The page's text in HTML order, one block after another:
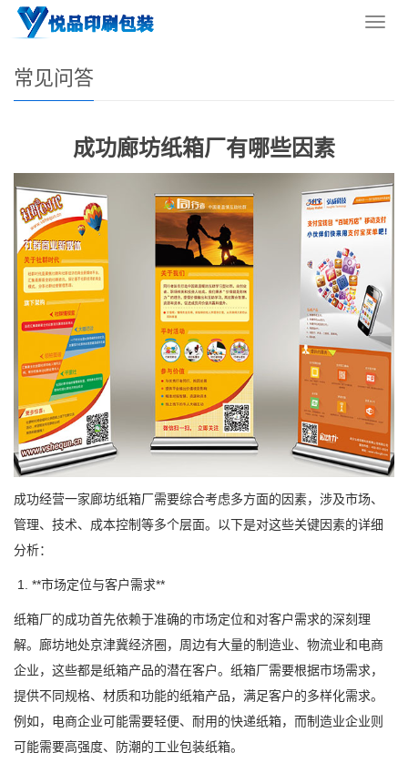
导
您的位置： 网站首页>
常见问答
成功廊坊纸箱厂有哪些因素
成功经营一家廊坊纸箱厂需要综合考虑多方面的因素，涉及市场、
管理、技术、成本控制等多个层面。以下是对这些关键因素的详细
分析：
1. **市场定位与客户需求**
纸箱厂的成功首先依赖于准确的市场定位和对客户需求的深刻理
解。廊坊地处京津冀经济圈，周边有大量的制造业、物流业和电商
企业，这些都是纸箱产品的潜在客户。纸箱厂需要根据市场需求，
提供不同规格、材质和功能的纸箱产品，满足客户的多样化需求。
例如，电商企业可能需要轻便、耐用的快递纸箱，而制造业企业则
可能需要高强度、防潮的工业包装纸箱。